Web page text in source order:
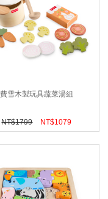
費雪木製玩具蔬菜湯組
NT$1799 NT$1079